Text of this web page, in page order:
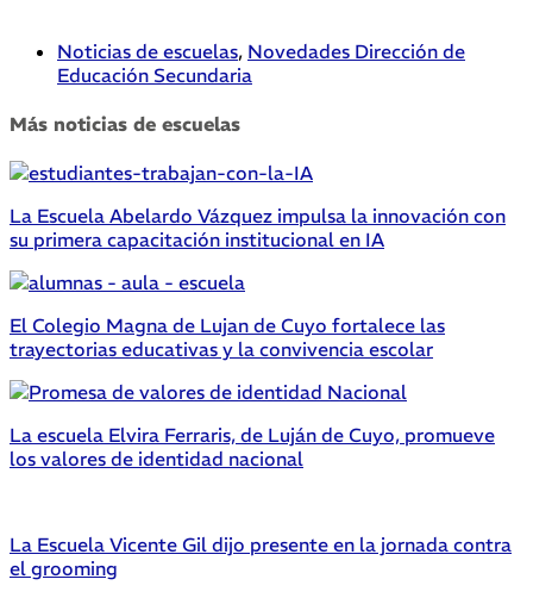
Noticias de escuelas, Novedades Dirección de
Educación Secundaria
Más noticias de escuelas
La Escuela Abelardo Vázquez impulsa la innovación con
su primera capacitación institucional en IA
El Colegio Magna de Lujan de Cuyo fortalece las
trayectorias educativas y la convivencia escolar
La escuela Elvira Ferraris, de Luján de Cuyo, promueve
los valores de identidad nacional
La Escuela Vicente Gil dijo presente en la jornada contra
el grooming